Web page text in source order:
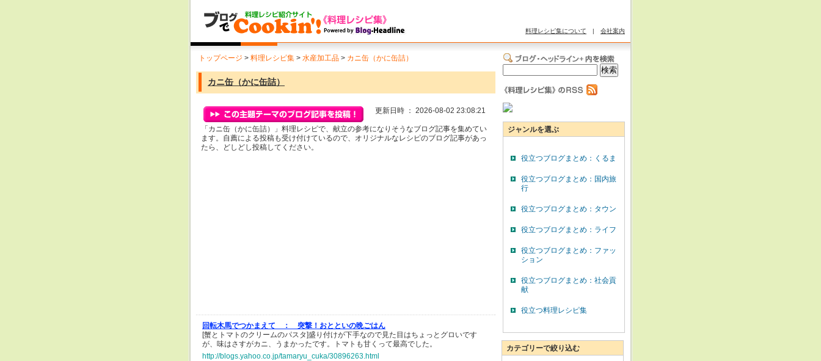
料理レシピ集について | 会社案内
トップページ > 料理レシピ集 > 水産加工品 > カニ缶（かに缶詰）
カニ缶（かに缶詰）
更新日時 ： 2026-08-02 23:08:21
「カニ缶（かに缶詰）」料理レシピで、献立の参考になりそうなブログ記事を集めてい
ます。自薦による投稿も受け付けているので、オリジナルなレシピのブログ記事があっ
たら、どしどし投稿してください。
回転木馬でつかまえて ：
突撃！おとといの晩ごはん
[蟹とトマトのクリームのパスタ]盛り付けが下手なので見た目はちょっとグロいです
が、味はさすがカニ、うまかったです。トマトも甘くって最高でした。
http://blogs.yahoo.co.jp/tamaryu_cuka/30896263.html
ジャンルを選ぶ
役立つブログまとめ：くるま
役立つブログまとめ：国内旅
行
役立つブログまとめ：タウン
役立つブログまとめ：ライフ
役立つブログまとめ：ファッ
ション
役立つブログまとめ：社会貢
献
役立つ料理レシピ集
カテゴリーで絞り込む